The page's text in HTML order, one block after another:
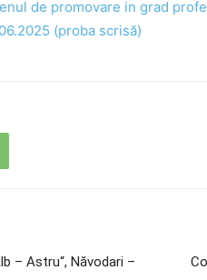
de promovare in grad
(proba scrisă)
– Astru“, Năvodari –